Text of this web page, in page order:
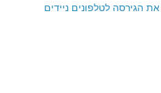
הגירסה לטלפונים ניידים